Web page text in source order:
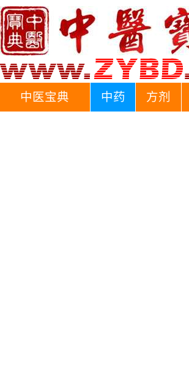
中医宝典 中药 方剂